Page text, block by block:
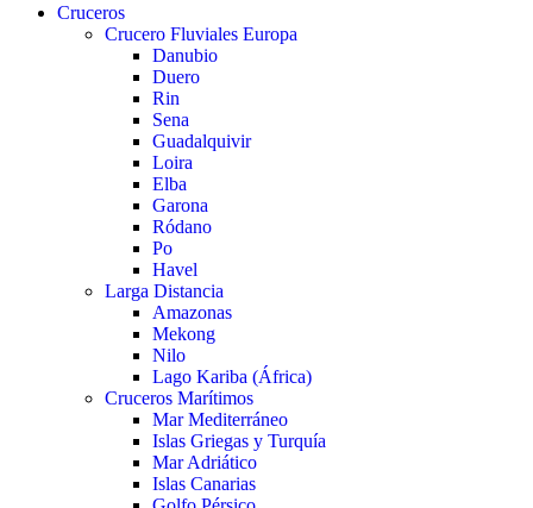
buscar
Menu
Cruceros
Crucero Fluviales Europa
Danubio
Duero
Rin
Sena
Guadalquivir
Loira
Elba
Garona
Ródano
Po
Havel
Larga Distancia
Amazonas
Mekong
Nilo
Lago Kariba (África)
Cruceros Marítimos
Mar Mediterráneo
Islas Griegas y Turquía
Mar Adriático
Islas Canarias